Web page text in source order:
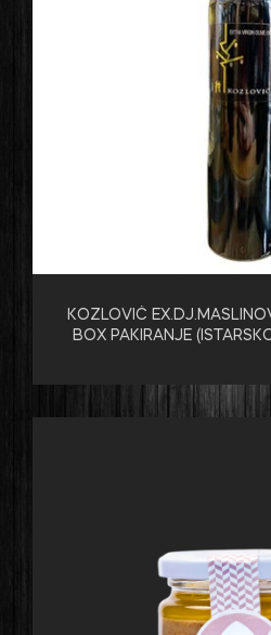
KOZLOVIĆ
BOX PAKIRANJE